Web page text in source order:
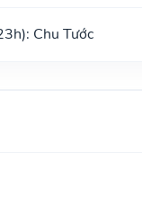
Chu Tước